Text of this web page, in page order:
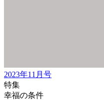
2023年11月号
特集
幸福の条件